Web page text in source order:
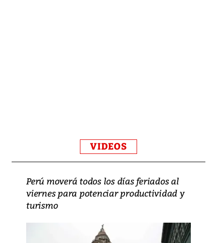
VIDEOS
Perú moverá todos los días feriados al
viernes para potenciar productividad y
turismo